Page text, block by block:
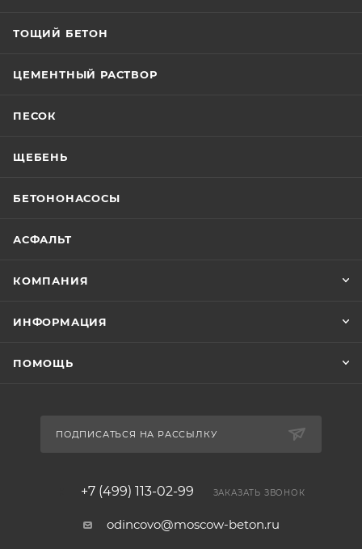
ТОЩИЙ БЕТОН
ЦЕМЕНТНЫЙ РАСТВОР
ПЕСОК
ЩЕБЕНЬ
БЕТОНОНАСОСЫ
АСФАЛЬТ
КОМПАНИЯ
ИНФОРМАЦИЯ
ПОМОЩЬ
ПОДПИСАТЬСЯ НА РАССЫЛКУ
+7 (499) 113-02-99 ЗАКАЗАТЬ ЗВОНОК
odincovo@moscow-beton.ru